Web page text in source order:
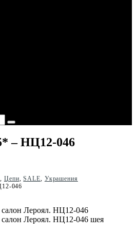
– НЦ12-046
, Цепи,SALE, Украшения
046